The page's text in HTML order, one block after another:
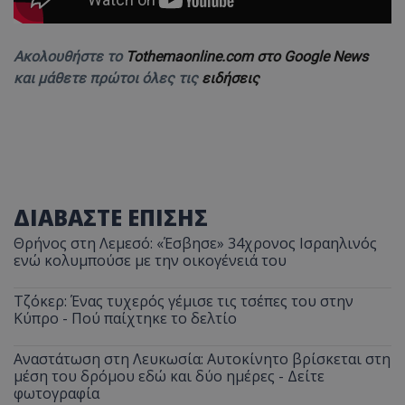
Ακολουθήστε το Tothemaonline.com στο Google News
και μάθετε πρώτοι όλες τις ειδήσεις
ΔΙΑΒΑΣΤΕ ΕΠΙΣΗΣ
Θρήνος στη Λεμεσό: «Έσβησε» 34χρονος Ισραηλινός
ενώ κολυμπούσε με την οικογένειά του
Τζόκερ: Ένας τυχερός γέμισε τις τσέπες του στην
Κύπρο - Πού παίχτηκε το δελτίο
Αναστάτωση στη Λευκωσία: Αυτοκίνητο βρίσκεται στη
μέση του δρόμου εδώ και δύο ημέρες - Δείτε
φωτογραφία